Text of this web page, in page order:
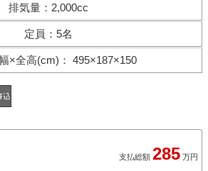
排気量 ： 2,000cc
定員 ： 5名
×全高(cm) ： 495×187×150
支払総額 285 万円